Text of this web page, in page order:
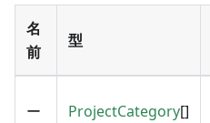
名
前
型
ー ProjectCategory[]